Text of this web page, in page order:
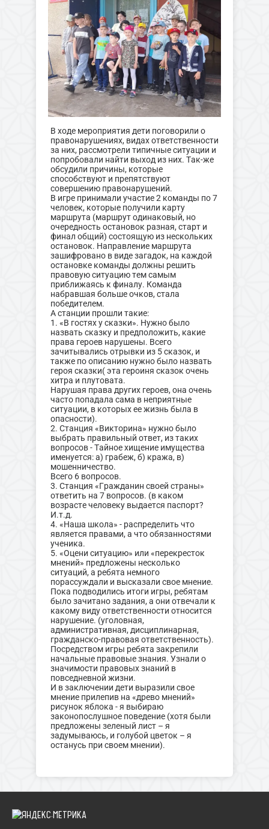
В ходе мероприятия дети поговорили о
правонарушениях, видах ответственности
за них, рассмотрели типичные ситуации и
попробовали найти выход из них. Так-же
обсудили причины, которые
способствуют и препятствуют
совершению правонарушений.
В игре принимали участие 2 команды по 7
человек, которые получили карту
маршрута (маршрут одинаковый, но
очередность остановок разная, старт и
финал общий) состоящую из нескольких
остановок. Направление маршрута
зашифровано в виде загадок, на каждой
остановке команды должны решить
правовую ситуацию тем самым
приближаясь к финалу. Команда
набравшая больше очков, стала
победителем.
А станции прошли такие:
1. «В гостях у сказки». Нужно было
назвать сказку и предположить, какие
права героев нарушены. Всего
зачитывались отрывки из 5 сказок, и
также по описанию нужно было назвать
героя сказки( эта героиня сказок очень
хитра и плутовата.
Нарушая права других героев, она очень
часто попадала сама в неприятные
ситуации, в которых ее жизнь была в
опасности).
2. Станция «Викторина» нужно было
выбрать правильный ответ, из таких
вопросов - Тайное хищение имущества
именуется: а) грабеж, б) кража, в)
мошенничество.
Всего 6 вопросов.
3. Станция «Гражданин своей страны»
ответить на 7 вопросов. (в каком
возрасте человеку выдается паспорт?
И.т.д.
4. «Наша школа» - распределить что
является правами, а что обязанностями
ученика.
5. «Оцени ситуацию» или «перекресток
мнений» предложены несколько
ситуаций, а ребята немного
порассуждали и высказали свое мнение.
Пока подводились итоги игры, ребятам
было зачитано задания, а они отвечали к
какому виду ответственности относится
нарушение. (уголовная,
административная, дисциплинарная,
гражданско-правовая ответственность).
Посредством игры ребята закрепили
начальные правовые знания. Узнали о
значимости правовых знаний в
повседневной жизни.
И в заключении дети выразили свое
мнение прилепив на «древо мнений»
рисунок яблока - я выбираю
законопослушное поведение (хотя были
предложены зеленый лист – я
задумываюсь, и голубой цветок – я
останусь при своем мнении).